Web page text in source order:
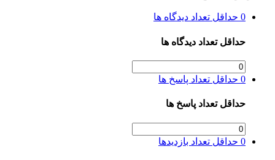
0 حداقل تعداد دیدگاه ها
حداقل تعداد دیدگاه ها
0 حداقل تعداد پاسخ ها
حداقل تعداد پاسخ ها
0 حداقل تعداد بازدیدها